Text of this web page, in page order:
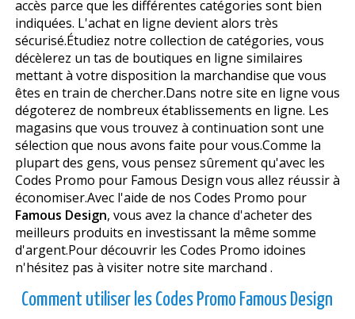
accès parce que les différentes catégories sont bien
indiquées. L'achat en ligne devient alors très
sécurisé.Étudiez notre collection de catégories, vous
décèlerez un tas de boutiques en ligne similaires
mettant à votre disposition la marchandise que vous
êtes en train de chercher.Dans notre site en ligne vous
dégoterez de nombreux établissements en ligne. Les
magasins que vous trouvez à continuation sont une
sélection que nous avons faite pour vous.Comme la
plupart des gens, vous pensez sûrement qu'avec les
Codes Promo pour Famous Design vous allez réussir à
économiser.Avec l'aide de nos Codes Promo pour
Famous Design, vous avez la chance d'acheter des
meilleurs produits en investissant la même somme
d'argent.Pour découvrir les Codes Promo idoines
n'hésitez pas à visiter notre site marchand .
Comment utiliser les Codes Promo Famous Design